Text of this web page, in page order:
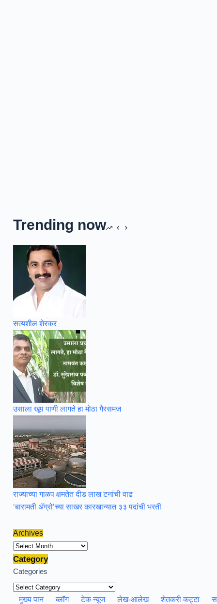
Trending now
सत्यशील शेरकर
उसाला खूप पाणी लागते हा मोठा गैरसमज
राज्याच्या गाळप क्षमतेत दीड लाख टनांची वाढ
‘बारामती ॲग्रो’च्या साखर कारखान्यात ३३ पदांची भरती
Archives
Archives
Category
Categories
मुख्य पान ब्लॉग टेक न्यूज लेख-आलेख शेतकरी कट्टा